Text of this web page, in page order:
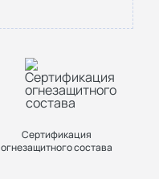
Сертификация
огнезащитного состава